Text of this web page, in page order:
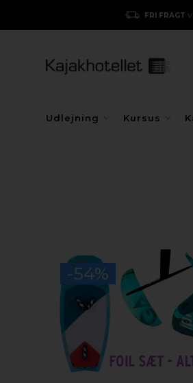
FRI FRAGT
Udlejning Kursus
-54%